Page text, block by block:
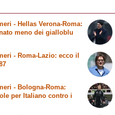
- Hellas Verona-Roma:
meno dei gialloblu
- Roma-Lazio: ecco il
- Bologna-Roma:
per Italiano contro i